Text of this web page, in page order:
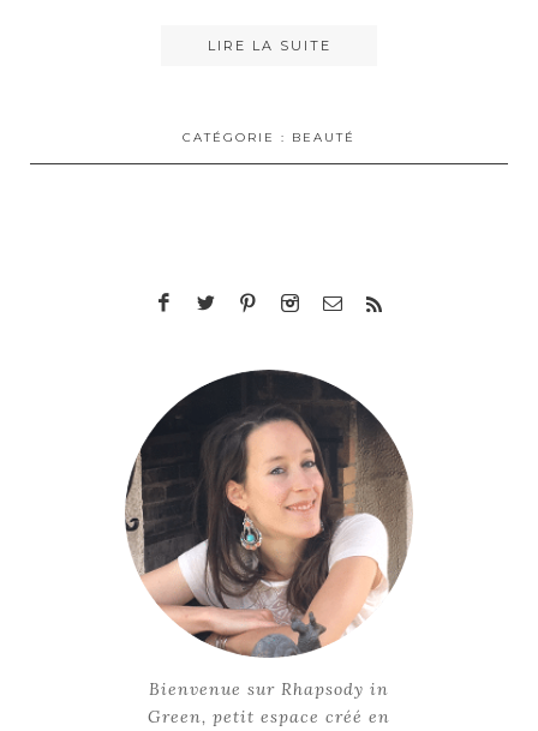
LIRE LA SUITE
CATÉGORIE : BEAUTÉ
Bienvenue sur Rhapsody in
Green, petit espace créé en